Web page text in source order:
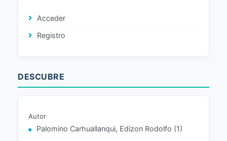
Acceder
Registro
DESCUBRE
Autor
Palomino Carhuallanqui, Edizon Rodolfo (1)